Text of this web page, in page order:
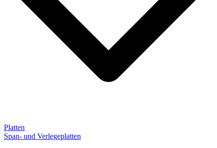
Platten
Span- und Verlegeplatten